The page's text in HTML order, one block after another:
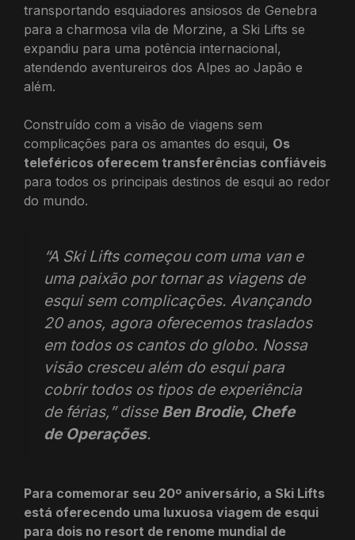
transportando esquiadores ansiosos de Genebra
para a charmosa vila de Morzine, a Ski Lifts se
expandiu para uma potência internacional,
atendendo aventureiros dos Alpes ao Japão e
além.
Construído com a visão de viagens sem
complicações para os amantes do esqui, Os
teleféricos oferecem transferências confiáveis
para todos os principais destinos de esqui ao redor
do mundo.
“A Ski Lifts começou com uma van e
uma paixão por tornar as viagens de
esqui sem complicações. Avançando
20 anos, agora oferecemos traslados
em todos os cantos do globo. Nossa
visão cresceu além do esqui para
cobrir todos os tipos de experiência
de férias,”disse Ben Brodie, Chefe
de Operações.
Para comemorar seu 20º aniversário, a Ski Lifts
está oferecendo uma luxuosa viagem de esqui
para dois no resort de renome mundial de